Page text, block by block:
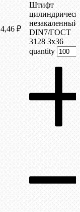
4,46 ₽
Штифт
незакаленный
DIN7/ГОСТ
3128 3х36
quantity